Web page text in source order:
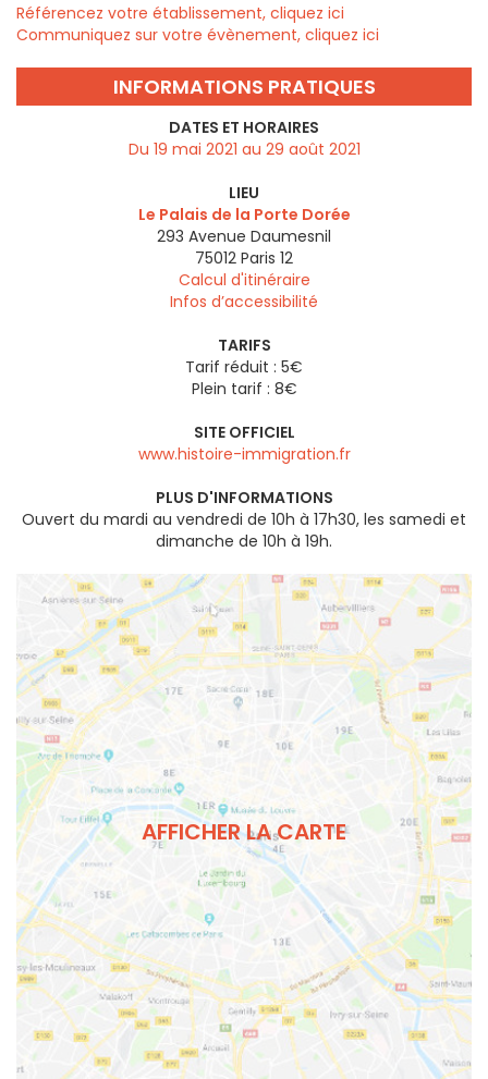
Référencez votre établissement, cliquez ici
Communiquez sur votre évènement, cliquez ici
INFORMATIONS PRATIQUES
DATES ET HORAIRES
Du 19 mai 2021 au 29 août 2021
LIEU
Le Palais de la Porte Dorée
293 Avenue Daumesnil
75012 Paris 12
Calcul d'itinéraire
Infos d’accessibilité
TARIFS
Tarif réduit : 5€
Plein tarif : 8€
SITE OFFICIEL
www.histoire-immigration.fr
PLUS D'INFORMATIONS
Ouvert du mardi au vendredi de 10h à 17h30, les samedi et
dimanche de 10h à 19h.
AFFICHER LA CARTE